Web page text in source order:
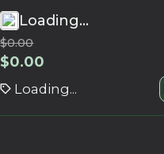
Loading...
$0.00
$0.00
Loading...